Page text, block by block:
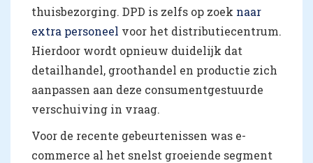
thuisbezorging. DPD is zelfs op zoek naar
extra personeel voor het distributiecentrum.
Hierdoor wordt opnieuw duidelijk dat
detailhandel, groothandel en productie zich
aanpassen aan deze consumentgestuurde
verschuiving in vraag.
Voor de recente gebeurtenissen was e-
commerce al het snelst groeiende segment